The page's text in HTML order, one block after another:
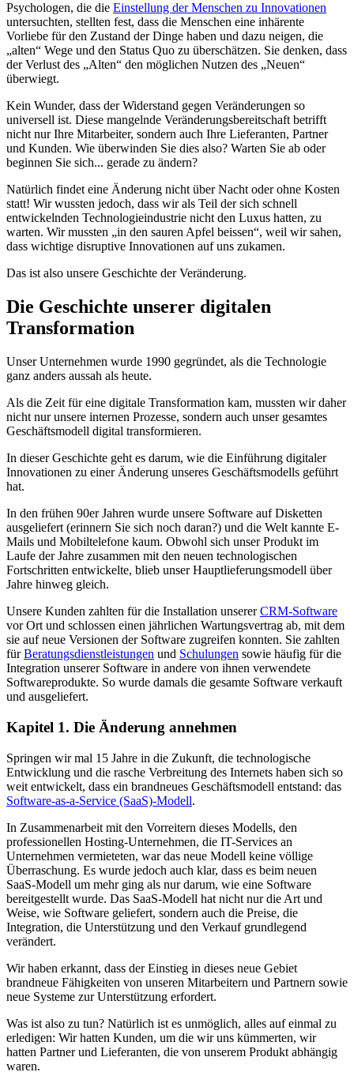
Psychologen, die die Einstellung der Menschen zu Innovationen
untersuchten, stellten fest, dass die Menschen eine inhärente
Vorliebe für den Zustand der Dinge haben und dazu neigen, die
„alten“ Wege und den Status Quo zu überschätzen. Sie denken, dass
der Verlust des „Alten“ den möglichen Nutzen des „Neuen“
überwiegt.
Kein Wunder, dass der Widerstand gegen Veränderungen so
universell ist. Diese mangelnde Veränderungsbereitschaft betrifft
nicht nur Ihre Mitarbeiter, sondern auch Ihre Lieferanten, Partner
und Kunden. Wie überwinden Sie dies also? Warten Sie ab oder
beginnen Sie sich... gerade zu ändern?
Natürlich findet eine Änderung nicht über Nacht oder ohne Kosten
statt! Wir wussten jedoch, dass wir als Teil der sich schnell
entwickelnden Technologieindustrie nicht den Luxus hatten, zu
warten. Wir mussten „in den sauren Apfel beissen“, weil wir sahen,
dass wichtige disruptive Innovationen auf uns zukamen.
Das ist also unsere Geschichte der Veränderung.
Die Geschichte unserer digitalen
Transformation
Unser Unternehmen wurde 1990 gegründet, als die Technologie
ganz anders aussah als heute.
Als die Zeit für eine digitale Transformation kam, mussten wir daher
nicht nur unsere internen Prozesse, sondern auch unser gesamtes
Geschäftsmodell digital transformieren.
In dieser Geschichte geht es darum, wie die Einführung digitaler
Innovationen zu einer Änderung unseres Geschäftsmodells geführt
hat.
In den frühen 90er Jahren wurde unsere Software auf Disketten
ausgeliefert (erinnern Sie sich noch daran?) und die Welt kannte E-
Mails und Mobiltelefone kaum. Obwohl sich unser Produkt im
Laufe der Jahre zusammen mit den neuen technologischen
Fortschritten entwickelte, blieb unser Hauptlieferungsmodell über
Jahre hinweg gleich.
Unsere Kunden zahlten für die Installation unsererCRM-Software
vor Ort und schlossen einen jährlichen Wartungsvertrag ab, mit dem
sie auf neue Versionen der Software zugreifen konnten. Sie zahlten
fürBeratungsdienstleistungen und Schulungen sowie häufig für die
Integration unserer Software in andere von ihnen verwendete
Softwareprodukte. So wurde damals die gesamte Software verkauft
und ausgeliefert.
Kapitel 1. Die Änderung annehmen
Springen wir mal 15 Jahre in die Zukunft, die technologische
Entwicklung und die rasche Verbreitung des Internets haben sich so
weit entwickelt, dass ein brandneues Geschäftsmodell entstand: das
Software-as-a-Service (SaaS)-Modell.
In Zusammenarbeit mit den Vorreitern dieses Modells, den
professionellen Hosting-Unternehmen, die IT-Services an
Unternehmen vermieteten, war das neue Modell keine völlige
Überraschung. Es wurde jedoch auch klar, dass es beim neuen
SaaS-Modell um mehr ging als nur darum, wie eine Software
bereitgestellt wurde. Das SaaS-Modell hat nicht nur die Art und
Weise, wie Software geliefert, sondern auch die Preise, die
Integration, die Unterstützung und den Verkauf grundlegend
verändert.
Wir haben erkannt, dass der Einstieg in dieses neue Gebiet
brandneue Fähigkeiten von unseren Mitarbeitern und Partnern sowie
neue Systeme zur Unterstützung erfordert.
Was ist also zu tun? Natürlich ist es unmöglich, alles auf einmal zu
erledigen: Wir hatten Kunden, um die wir uns kümmerten, wir
hatten Partner und Lieferanten, die von unserem Produkt abhängig
waren.